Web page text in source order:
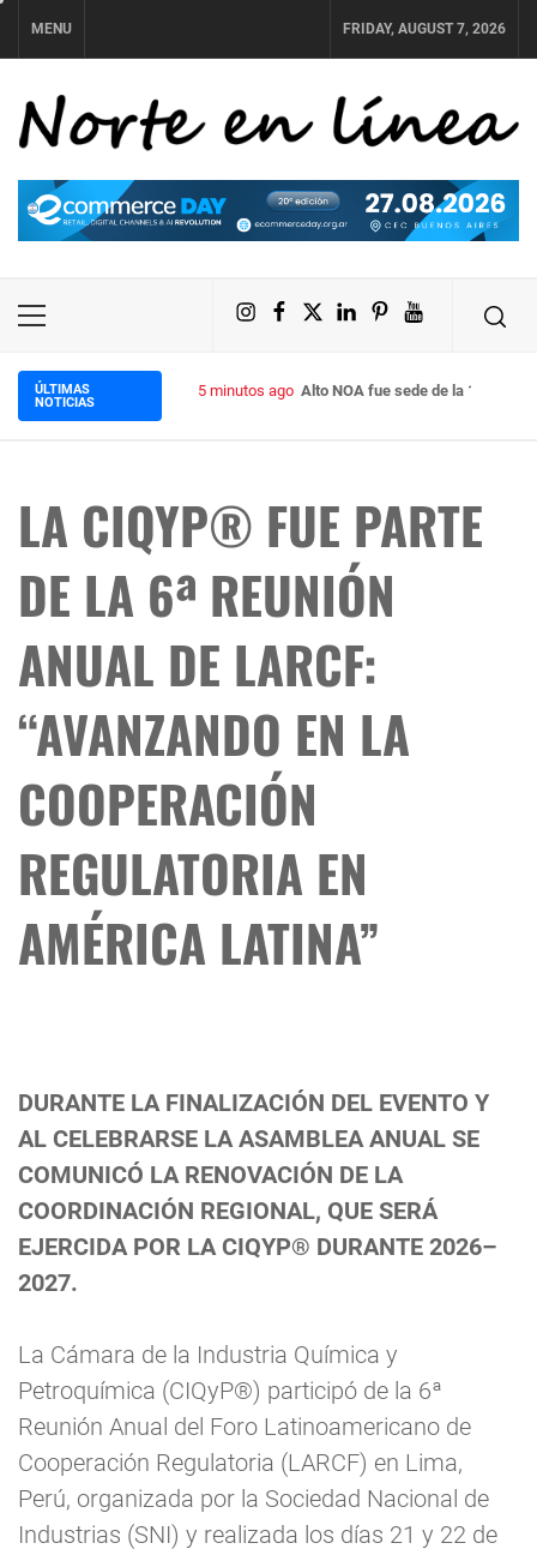
Skip
to
content
MENU FRIDAY, AUGUST 7, 2026
NORTE EN LÍNEA
Primary
Instagram
Facebook
X LinkedIn
PinterestYouTube
ÚLTIMAS
NOTICIAS
5 minutos ago Alto NOA fue sede de la 10ª
LA CIQYP® FUE PARTE
DE LA 6ª REUNIÓN
ANUAL DE LARCF:
“AVANZANDO EN LA
COOPERACIÓN
REGULATORIA EN
AMÉRICA LATINA”
DURANTE LA FINALIZACIÓN DEL EVENTO Y
AL CELEBRARSE LA ASAMBLEA ANUAL SE
COMUNICÓ LA RENOVACIÓN DE LA
COORDINACIÓN REGIONAL, QUE SERÁ
EJERCIDA POR LA CIQYP® DURANTE 2026–
2027.
La Cámara de la Industria Química y
Petroquímica (CIQyP®) participó de la 6ª
Reunión Anual del Foro Latinoamericano de
Cooperación Regulatoria (LARCF) en Lima,
Perú, organizada por la Sociedad Nacional de
Industrias (SNI) y realizada los días 21 y 22 de